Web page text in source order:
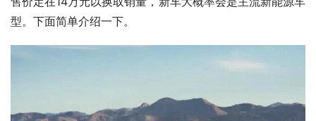
型。下面简单介绍一下。